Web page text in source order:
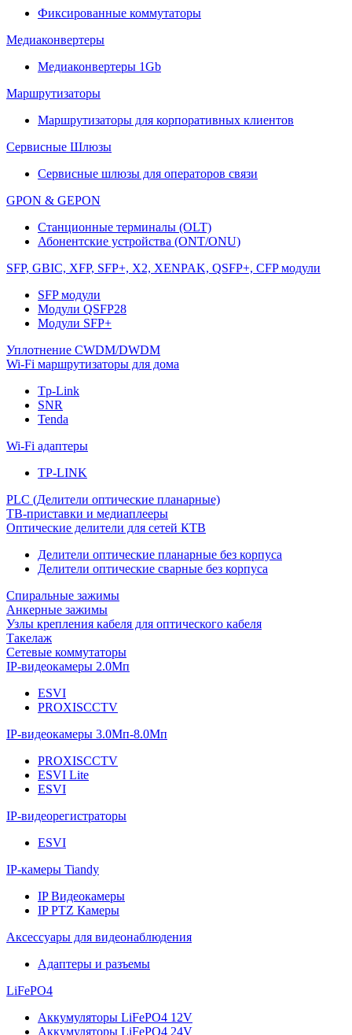
Фиксированные коммутаторы
Медиаконвертеры
Медиаконвертеры 1Gb
Маршрутизаторы
Маршрутизаторы для корпоративных клиентов
Сервисные Шлюзы
Сервисные шлюзы для операторов связи
GPON & GEPON
Станционные терминалы (OLT)
Абонентские устройства (ONT/ONU)
SFP, GBIC, XFP, SFP+, X2, XENPAK, QSFP+, CFP модули
SFP модули
Модули QSFP28
Модули SFP+
Уплотнение CWDM/DWDM
Wi-Fi маршрутизаторы для дома
Tp-Link
SNR
Tenda
Wi-Fi адаптеры
TP-LINK
PLC (Делители оптические планарные)
ТВ-приставки и медиаплееры
Оптические делители для сетей КТВ
Делители оптические планарные без корпуса
Делители оптические сварные без корпуса
Спиральные зажимы
Анкерные зажимы
Узлы крепления кабеля для оптического кабеля
Такелаж
Сетевые коммутаторы
IP-видеокамеры 2.0Мп
ESVI
PROXISCCTV
IP-видеокамеры 3.0Мп-8.0Мп
PROXISCCTV
ESVI Lite
ESVI
IP-видеорегистраторы
ESVI
IP-камеры Tiandy
IP Видеокамеры
IP PTZ Камеры
Аксессуары для видеонаблюдения
Адаптеры и разъемы
LiFePO4
Аккумуляторы LiFePO4 12V
Аккумуляторы LiFePO4 24V